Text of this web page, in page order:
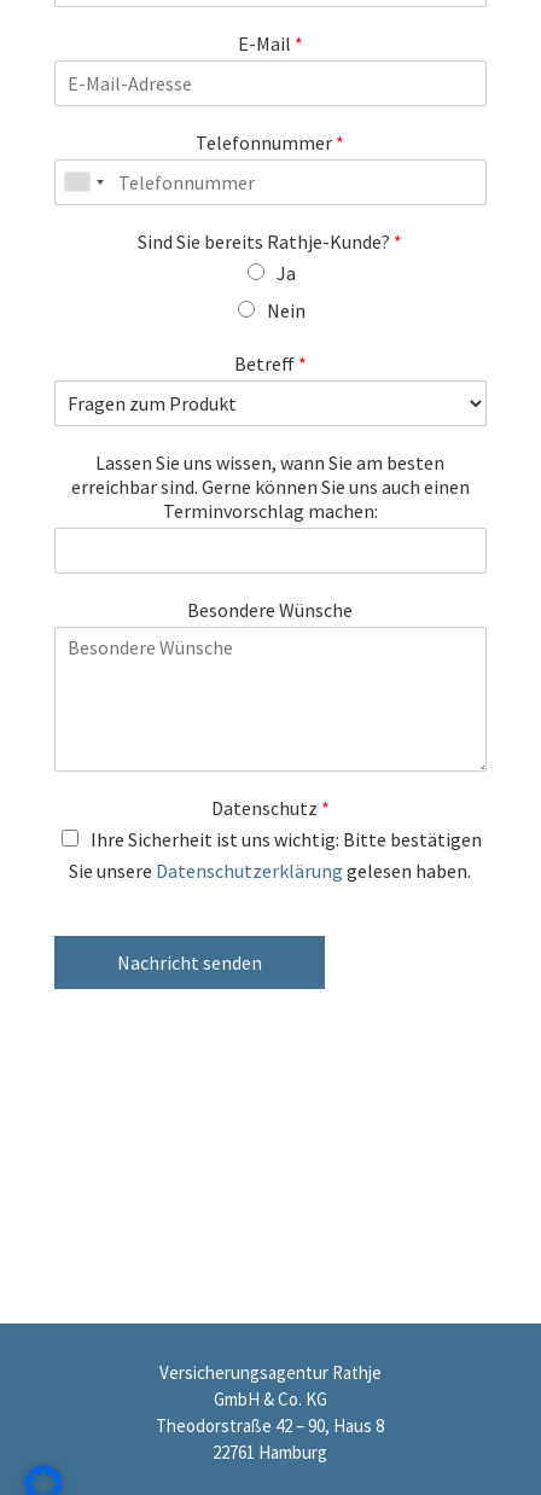
E-Mail *
Telefonnummer *
Sind Sie bereits Rathje-Kunde? *
Ja
Nein
Betreff *
Lassen Sie uns wissen, wann Sie am besten
erreichbar sind. Gerne können Sie uns auch einen
Terminvorschlag machen:
Besondere Wünsche
Datenschutz *
Ihre Sicherheit ist uns wichtig: Bitte bestätigen
Sie unsere Datenschutzerklärung gelesen haben.
Nachricht senden
Versicherungsagentur Rathje
GmbH & Co. KG
Theodorstraße 42 – 90, Haus 8
22761 Hamburg